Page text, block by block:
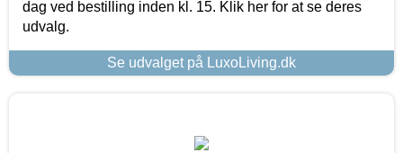
dag ved bestilling inden kl. 15. Klik her for at se deres
udvalg.
Se udvalget på LuxoLiving.dk